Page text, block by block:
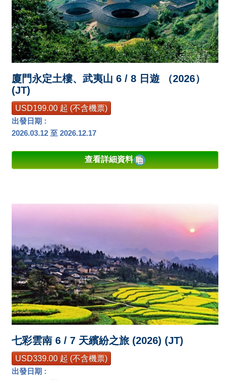
廈門永定土樓、武夷山 6 / 8 日遊 （2026）
(JT)
USD199.00 起 (不含機票)
出發日期 :
2026.03.12 至 2026.12.17
查看詳細資料
七彩雲南 6 / 7 天繽紛之旅 (2026) (JT)
USD339.00 起 (不含機票)
出發日期 :